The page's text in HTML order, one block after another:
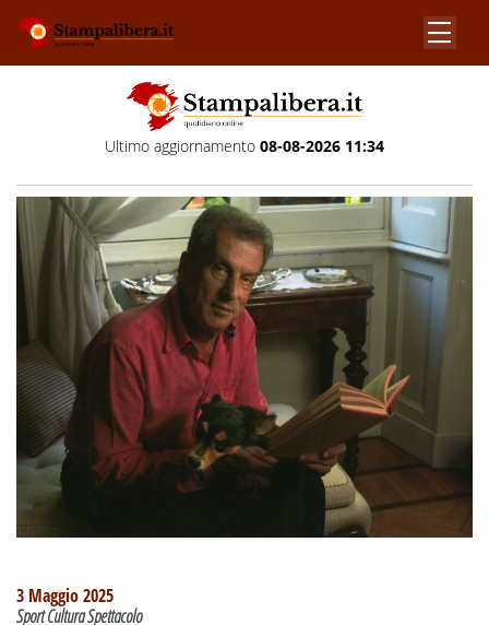
Ultimo aggiornamento 08-08-2026 11:34
3 Maggio 2025
Sport Cultura Spettacolo